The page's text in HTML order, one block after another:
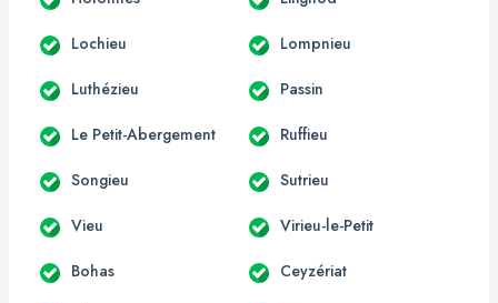
Lochieu Lompnieu
Luthézieu Passin
Le Petit-Abergement Ruffieu
Songieu Sutrieu
Vieu Virieu-le-Petit
Bohas Ceyzériat